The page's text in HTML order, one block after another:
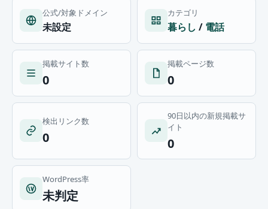
公式/対象ドメイン
未設定
カテゴリ
暮らし / 電話
掲載サイト数
0
掲載ページ数
0
検出リンク数
0
90日以内の新規掲載サ
イト
0
WordPress率
未判定